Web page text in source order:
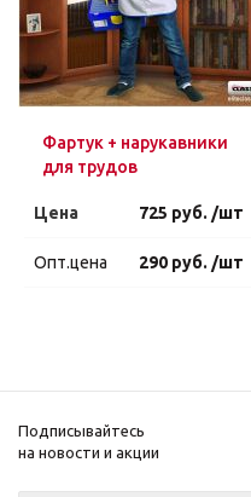
Фартук + нарукавники
для трудов
Цена 725 руб. /шт
Опт.цена 290 руб. /шт
Подписывайтесь
на новости и акции